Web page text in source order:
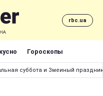
rbc.ua
Гороскопы
суббота и Змеиный